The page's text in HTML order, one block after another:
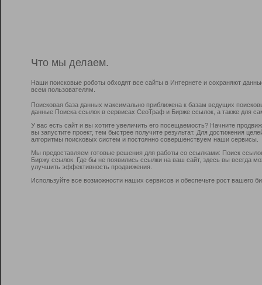
Что мы делаем.
Наши поисковые роботы обходят все сайты в Интернете и сохраняют
всем пользователям.
Поисковая база данных максимально приближена к базам ведущих
данные Поиска ссылок в сервисах СеоТраф и Бирже ссылок, а также для
У вас есть сайт и вы хотите увеличить его посещаемость? Начните
вы запустите проект, тем быстрее получите результат. Для достижения
алгоритмы поисковых систем и постоянно совершенствуем наши сервисы.
Мы предоставляем готовые решения для работы со ссылками: Поиск
Биржу ссылок. Где бы не появились ссылки на ваш сайт, здесь вы всегда
улучшить эффективность продвижения.
Используйте все возможности наших сервисов и обеспечьте рост вашего